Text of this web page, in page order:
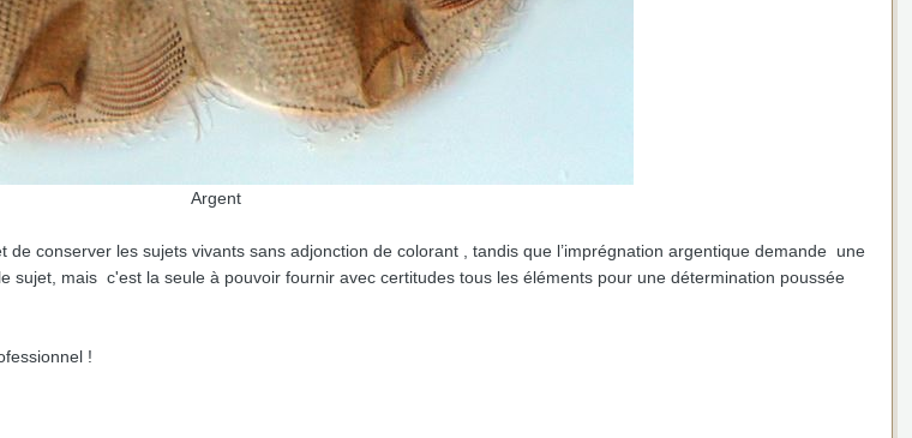
Argent
conserver les sujets vivants sans adjonction de colorant , tandis que l’imprégnation argentique demande une
sujet, mais c'est la seule à pouvoir fournir avec certitudes tous les éléments pour une détermination poussée
!